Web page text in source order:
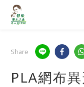
Share
PLA網布